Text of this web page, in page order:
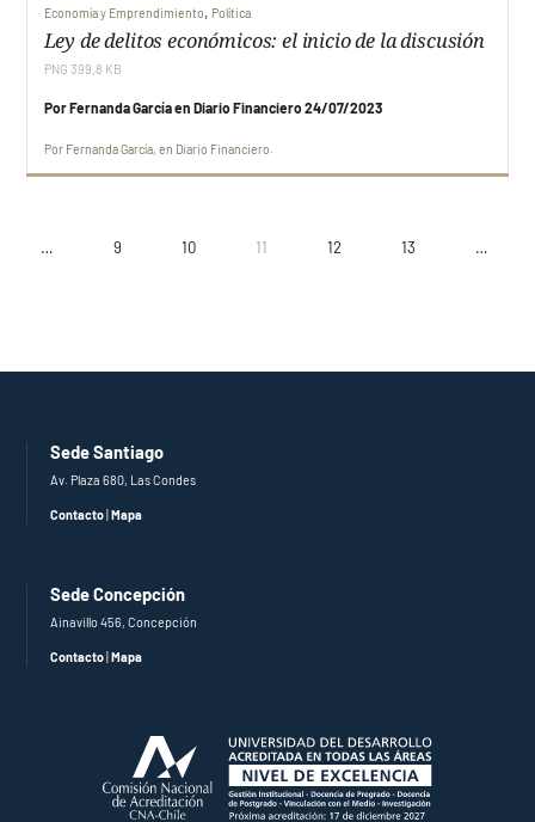
Economía y Emprendimiento, Política
Ley de delitos económicos: el inicio de la discusión
PNG 399,8 KB
Por Fernanda García en Diario Financiero 24/07/2023
Por Fernanda García en Diario Financiero
… 9 10 11 12 13 …
Sede Santiago
Av. Plaza 680, Las Condes
Contacto |Mapa
Sede Concepción
Ainavillo 456, Concepción
Contacto|Mapa